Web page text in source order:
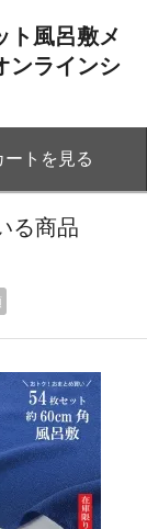
ト風呂敷メ
ンラインシ
ートを見る
る商品